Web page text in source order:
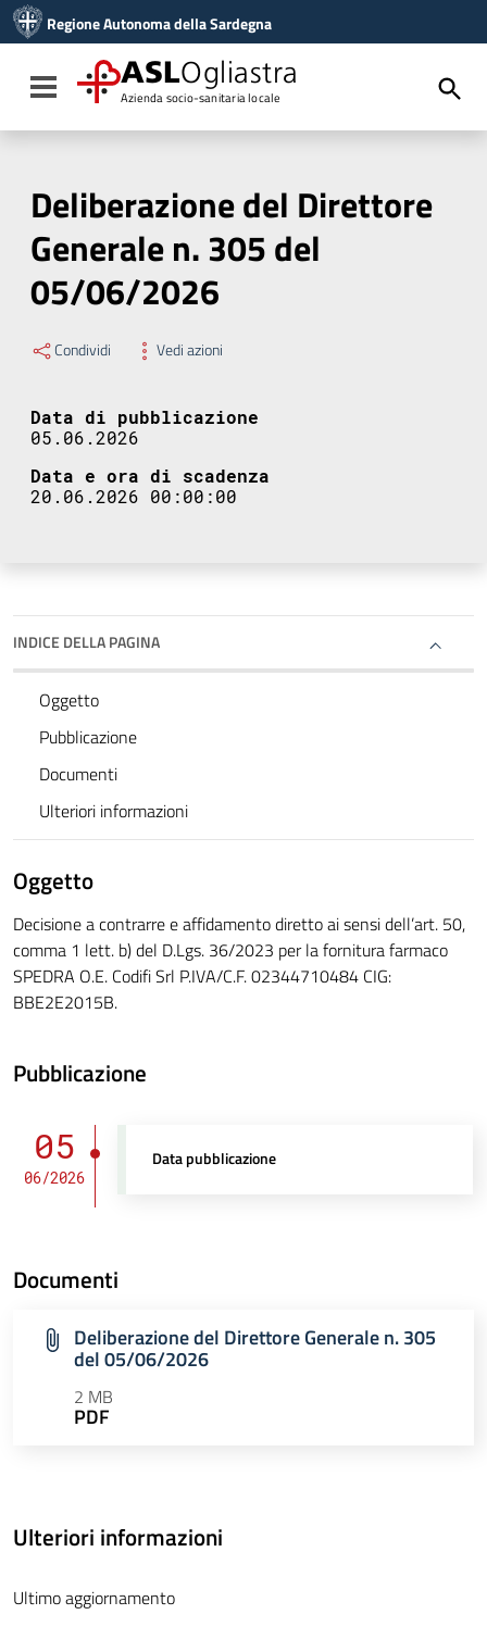
Vai al menu di navigazione
Vai al footer
Regione Autonoma della Sardegna
Toggle navigation
ASLOgliastra
Azienda socio-sanitaria locale
Deliberazione del Direttore
Generale n. 305 del
05/06/2026
Condividi Vedi azioni
Data di pubblicazione
05.06.2026
Data e ora di scadenza
20.06.2026 00:00:00
INDICE DELLA PAGINA
Oggetto
Pubblicazione
Documenti
Ulteriori informazioni
Oggetto
Decisione a contrarre e affidamento diretto ai sensi dell’art. 50,
comma 1 lett. b) del D.Lgs. 36/2023 per la fornitura farmaco
SPEDRA O.E. Codifi Srl P.IVA/C.F. 02344710484 CIG:
BBE2E2015B.
Pubblicazione
05
06/2026
Data pubblicazione
Documenti
Deliberazione del Direttore Generale n. 305
del 05/06/2026
2 MB
PDF
Ulteriori informazioni
Ultimo aggiornamento